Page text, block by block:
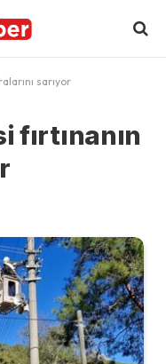
sarıyor
fırtınanın